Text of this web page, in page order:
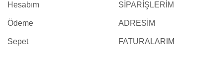
Hesabım
Ödeme
Sepet
SİPARİŞLERİM
ADRESİM
FATURALARIM